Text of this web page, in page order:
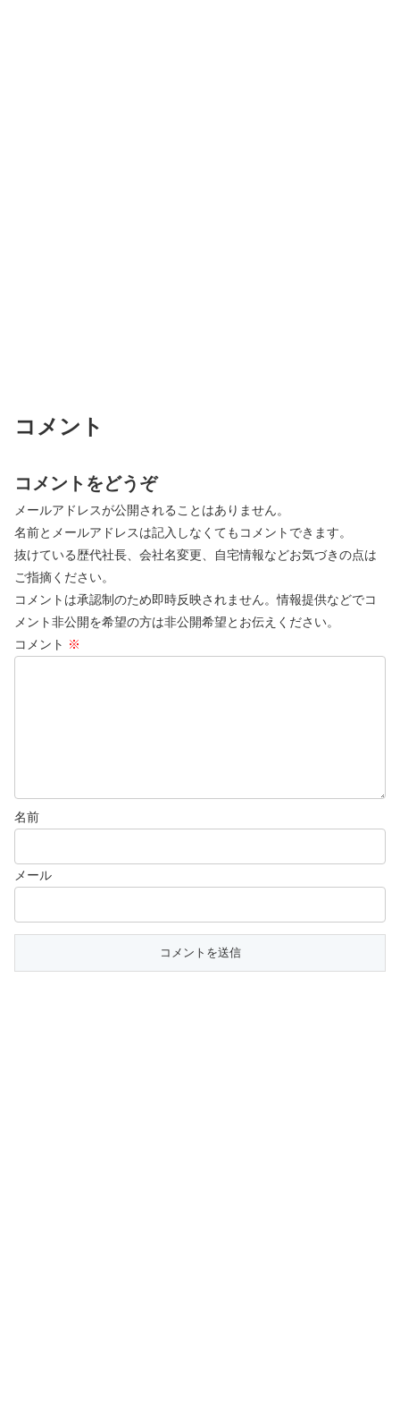
コメント
コメントをどうぞ
メールアドレスが公開されることはありません。
名前とメールアドレスは記入しなくてもコメントできます。
抜けている歴代社長、会社名変更、自宅情報などお気づきの点は
ご指摘ください。
コメントは承認制のため即時反映されません。情報提供などでコ
メント非公開を希望の方は非公開希望とお伝えください。
コメント ※
名前
メール